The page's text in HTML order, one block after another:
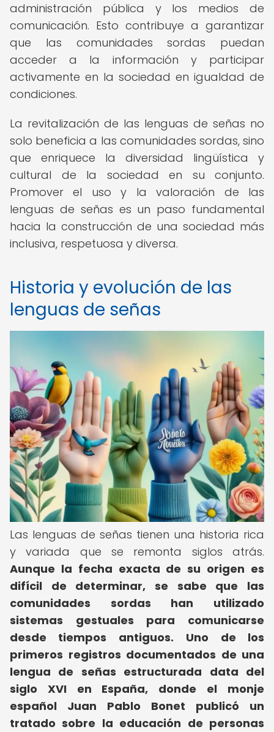
administración pública y los medios de
comunicación. Esto contribuye a garantizar
que las comunidades sordas puedan
acceder a la información y participar
activamente en la sociedad en igualdad de
condiciones.
La revitalización de las lenguas de señas no
solo beneficia a las comunidades sordas, sino
que enriquece la diversidad lingüística y
cultural de la sociedad en su conjunto.
Promover el uso y la valoración de las
lenguas de señas es un paso fundamental
hacia la construcción de una sociedad más
inclusiva, respetuosa y diversa.
Historia y evolución de las
lenguas de señas
Las lenguas de señas tienen una historia rica
y variada que se remonta siglos atrás.
Aunque la fecha exacta de su origen es
difícil de determinar, se sabe que las
comunidades sordas han utilizado
sistemas gestuales para comunicarse
desde tiempos antiguos.
Uno de los
primeros registros documentados de una
lengua de señas estructurada data del
siglo XVI en España, donde el monje
español Juan Pablo Bonet publicó un
tratado sobre la educación de personas